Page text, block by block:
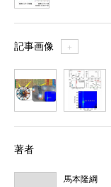
記事画像 ＋
著者
馬本隆綱